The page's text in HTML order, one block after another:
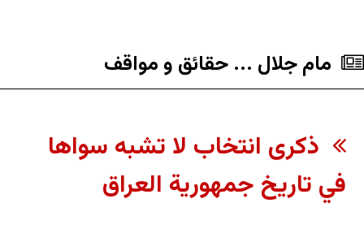
مام جلال ... حقائق و مواقف
ذكرى انتخاب لا تشبه سواها
في تاريخ جمهورية العراق